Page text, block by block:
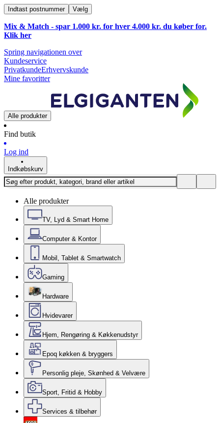
Indtast postnummer Vælg
Mix & Match - spar 1.000 kr. for hver 4.000 kr. du køber for.
Klik her
Spring navigationen over
Kundeservice
PrivatkundeErhvervskunde
Mine favoritter
Alle produkter
Find butik
Log ind
Indkøbskurv
Alle produkter
TV, Lyd & Smart Home
Computer & Kontor
Mobil, Tablet & Smartwatch
Gaming
Hardware
Hvidevarer
Hjem, Rengøring & Køkkenudstyr
Epoq køkken & bryggers
Personlig pleje, Skønhed & Velvære
Sport, Fritid & Hobby
Services & tilbehør